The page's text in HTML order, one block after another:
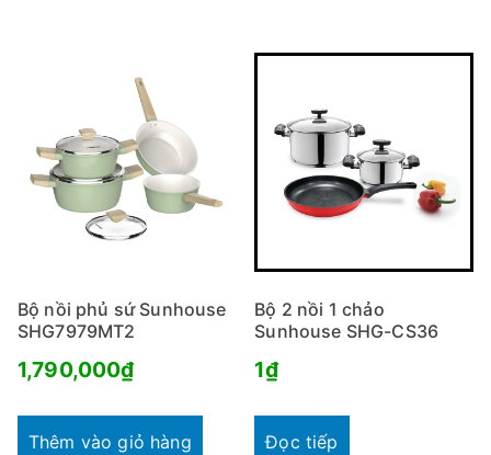
Bộ nồi phủ sứ Sunhouse
SHG7979MT2
1,790,000₫
Thêm vào giỏ hàng
Bộ 2 nồi 1 chảo
Sunhouse SHG-CS36
1₫
Đọc tiếp